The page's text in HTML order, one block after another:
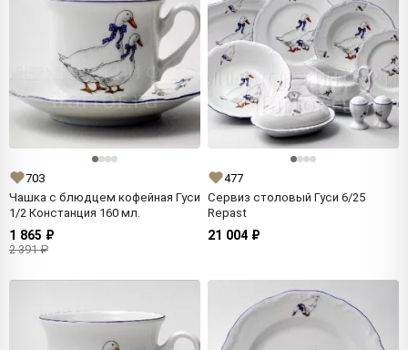
703
Чашка с блюдцем кофейная Гуси
1/2 Констанция 160 мл.
1 865 ₽
2 391 ₽
477
Сервиз столовый Гуси 6/25
Repast
21 004 ₽